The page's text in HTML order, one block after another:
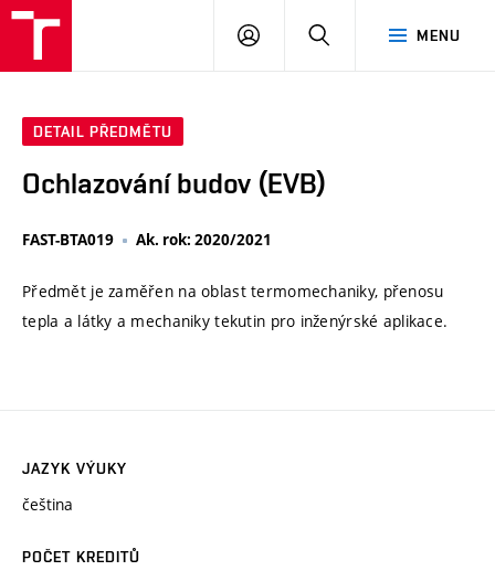
MENU
PŘIHLÁSIT
DETAIL PŘEDMĚTU
Ochlazování budov (EVB)
FAST-BTA019 Ak. rok: 2020/2021
Předmět je zaměřen na oblast termomechaniky, přenosu
tepla a látky a mechaniky tekutin pro inženýrské aplikace.
JAZYK VÝUKY
čeština
POČET KREDITŮ